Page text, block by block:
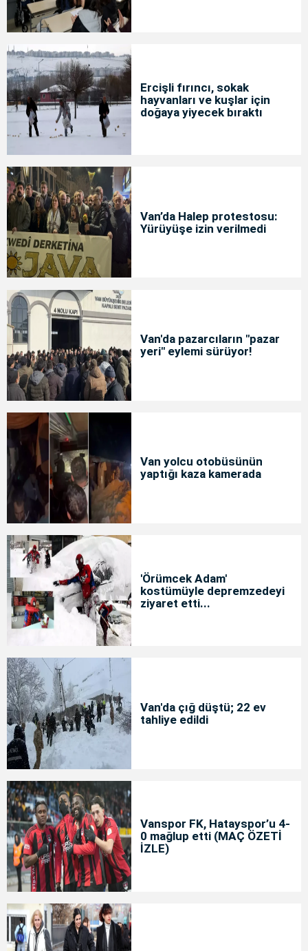
Ercişli fırıncı, sokak
hayvanları ve kuşlar için
doğaya yiyecek bıraktı
Van’da Halep protestosu:
Yürüyüşe izin verilmedi
Van'da pazarcıların "pazar
yeri" eylemi sürüyor!
Van yolcu otobüsünün
yaptığı kaza kamerada
'Örümcek Adam'
kostümüyle depremzedeyi
ziyaret etti...
Van'da çığ düştü; 22 ev
tahliye edildi
Vanspor FK, Hatayspor’u 4-
0 mağlup etti (MAÇ ÖZETİ
İZLE)